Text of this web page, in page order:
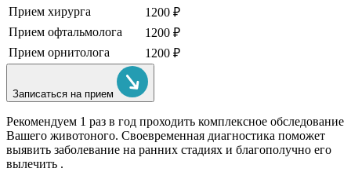
Прием хирурга
1200 ₽
Прием офтальмолога
1200 ₽
Прием орнитолога
1200 ₽
Записаться на прием
Рекомендуем 1 раз в год проходить комплексное обследование
Вашего животоного. Своевременная диагностика поможет
выявить заболевание на ранних стадиях и благополучно его
вылечить .